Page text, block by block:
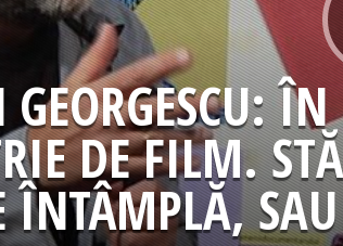
GEORGESCU:
DE FILM.
ÎNTÂMPLĂ,